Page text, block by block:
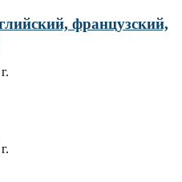
французский,